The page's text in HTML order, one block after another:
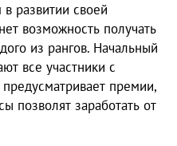
развитии своей
возможность получать
из рангов. Начальный
все участники с
премии,
позволят заработать от